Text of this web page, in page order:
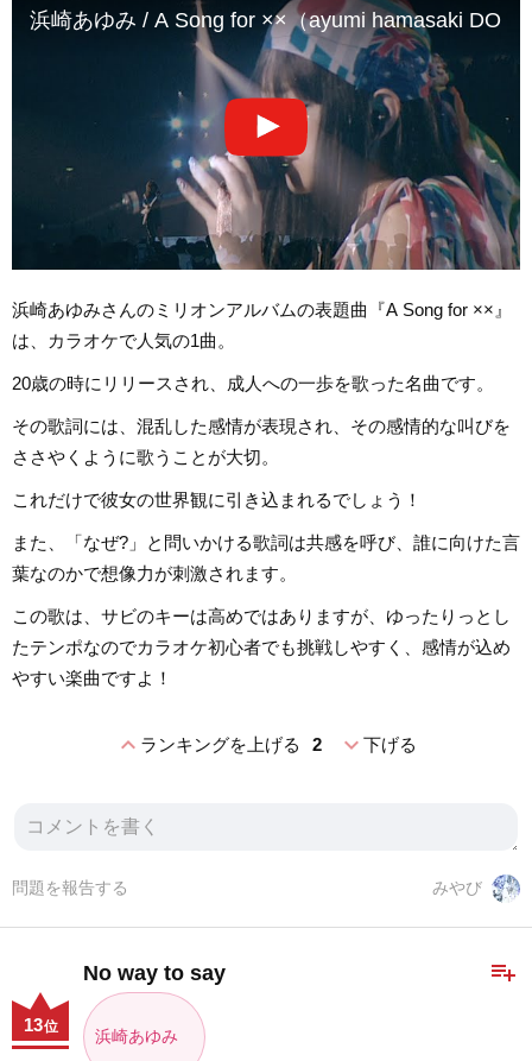
浜崎あゆみ / A Song for ××（ayumi hamasaki
浜崎あゆみさんのミリオンアルバムの表題曲『A Song for ××』
は、カラオケで人気の1曲。
20歳の時にリリースされ、成人への一歩を歌った名曲です。
その歌詞には、混乱した感情が表現され、その感情的な叫びを
ささやくように歌うことが大切。
これだけで彼女の世界観に引き込まれるでしょう！
また、「なぜ?」と問いかける歌詞は共感を呼び、誰に向けた言
葉なのかで想像力が刺激されます。
この歌は、サビのキーは高めではありますが、ゆったりっとし
たテンポなのでカラオケ初心者でも挑戦しやすく、感情が込め
やすい楽曲ですよ！
expand_lessランキングを上げる 2 expand_more下げる
みやび
問題を報告する
playlist_add
No way to say
浜崎あゆみ
13位